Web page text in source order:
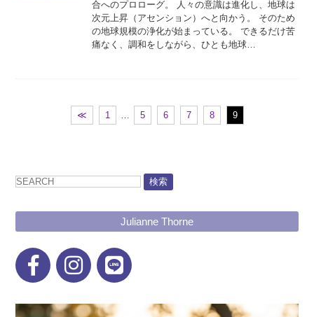
合へのプロローグ。 人々の意識は進化し、地球は
次元上昇（アセンション）へと向かう。 そのため
の地球規模の浄化が始まっている。 できるだけ苦
痛なく、調和をしながら、ひとも地球…
≪ 1 … 5 6 7 8 9
検索
Julianne Thorne